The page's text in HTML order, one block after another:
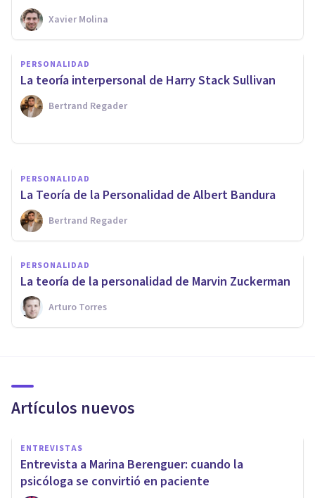
Xavier Molina
PERSONALIDAD
La teoría interpersonal de Harry Stack Sullivan
Bertrand Regader
La teoría de la personalidad de
Iván Pávlov
PERSONALIDAD
La Teoría de la Personalidad de Albert Bandura
Bertrand Regader
PERSONALIDAD
La teoría de la personalidad de Marvin Zuckerman
Arturo Torres
Artículos nuevos
ENTREVISTAS
Entrevista a Marina Berenguer: cuando la
psicóloga se convirtió en paciente